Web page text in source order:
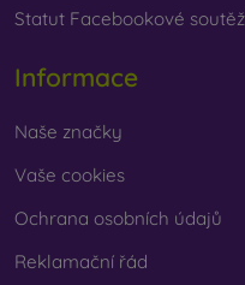
Statut Facebookové
Informace
Naše značky
Vaše cookies
Ochrana osobních údajů
Reklamační řád